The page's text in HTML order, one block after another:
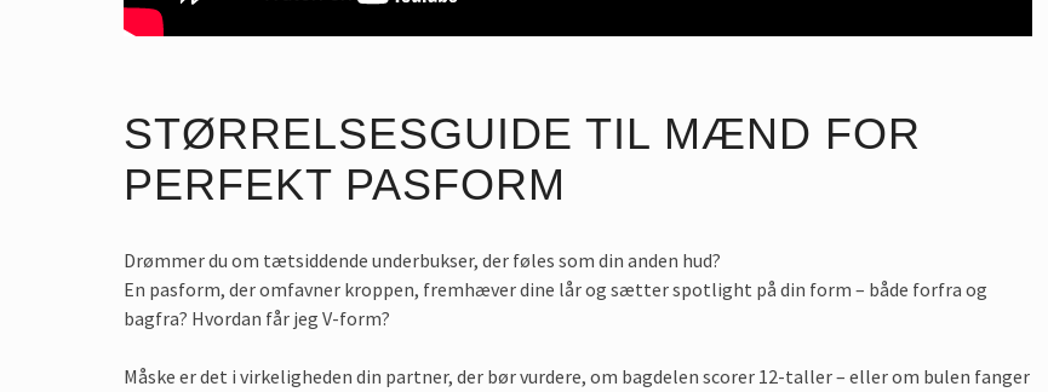
STØRRELSESGUIDE TIL MÆND FOR
PERFEKT PASFORM
Drømmer du om tætsiddende underbukser, der føles som din anden hud?
En pasform, der omfavner kroppen, fremhæver dine lår og sætter spotlight på din form – både forfra og
bagfra? Hvordan får jeg V-form?
Måske er det i virkeligheden din partner, der bør vurdere, om bagdelen scorer 12-taller – eller om bulen fanger